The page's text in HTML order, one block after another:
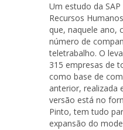
Um estudo da
Recursos
que, naquele ano,
número de
teletrabalho. O
315 empresas de
como base de
anterior, realizada
versão está no
Pinto, tem tudo
expansão do